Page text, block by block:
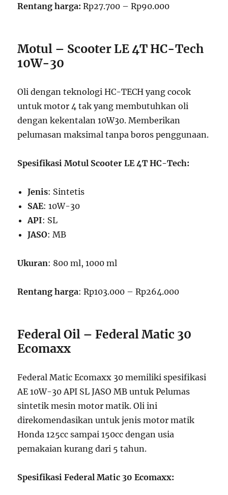
Rentang harga:Rp27.700 – Rp90.000
Motul – Scooter LE 4T HC-Tech
10W-30
Oli dengan teknologi HC-TECH yang cocok
untuk motor 4 tak yang membutuhkan oli
dengan kekentalan 10W30. Memberikan
pelumasan maksimal tanpa boros penggunaan.
Spesifikasi Motul Scooter LE 4T HC-Tech:
Jenis: Sintetis
SAE: 10W-30
API: SL
JASO: MB
Ukuran: 800 ml, 1000 ml
Rentang harga: Rp103.000 – Rp264.000
Federal Oil – Federal Matic 30
Ecomaxx
Federal Matic Ecomaxx 30 memiliki spesifikasi
AE 10W-30 API SL JASO MB untuk Pelumas
sintetik mesin motor matik. Oli ini
direkomendasikan untuk jenis motor matik
Honda 125cc sampai 150cc dengan usia
pemakaian kurang dari 5 tahun.
Spesifikasi Federal Matic 30 Ecomaxx: